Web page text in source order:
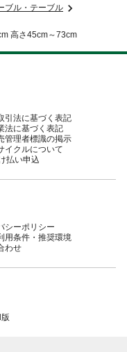
ブル・テーブル
高さ45cm～73cm
引法に基づく表記
法に基づく表記
管理者標識の掲示
イクルについて
払い申込
シーポリシー
用条件・推奨環境
わせ